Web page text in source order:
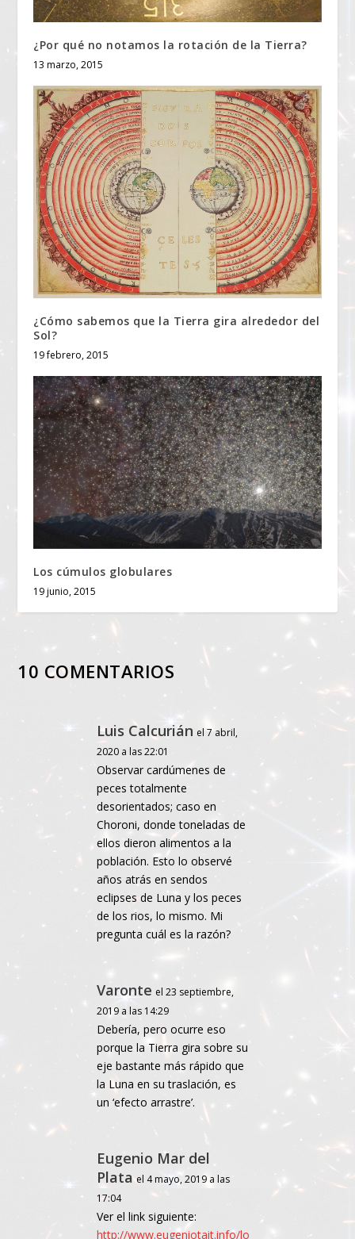
¿Por qué no notamos la rotación de la Tierra?
13 marzo, 2015
¿Cómo sabemos que la Tierra gira alrededor del
Sol?
19 febrero, 2015
Los cúmulos globulares
19 junio, 2015
10 COMENTARIOS
Luis Calcurián el 7 abril,
2020 a las 22:01
Observar cardúmenes de
peces totalmente
desorientados; caso en
Choroni, donde toneladas de
ellos dieron alimentos a la
población. Esto lo observé
años atrás en sendos
eclipses de Luna y los peces
de los rios, lo mismo. Mi
pregunta cuál es la razón?
Varonte el 23 septiembre,
2019 a las 14:29
Debería, pero ocurre eso
porque la Tierra gira sobre su
eje bastante más rápido que
la Luna en su traslación, es
un ‘efecto arrastre’.
Eugenio Mar del
Plata el 4 mayo, 2019 a las
17:04
Ver el link siguiente:
http://www.eugeniotait.info/lo